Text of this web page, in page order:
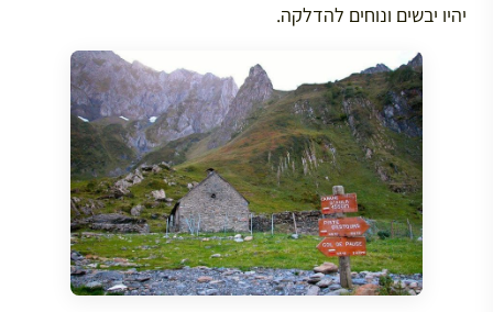
יהיו יבשים ונוחים להדלקה.